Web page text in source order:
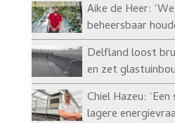
Aike de Heer:
beheersbaar
Delfland loost
en zet
Chiel Hazeu:
lagere